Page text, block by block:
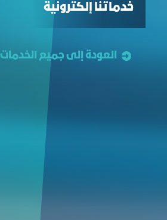
خدماتنا إلكترونية
العودة إلى جميع الخدمات